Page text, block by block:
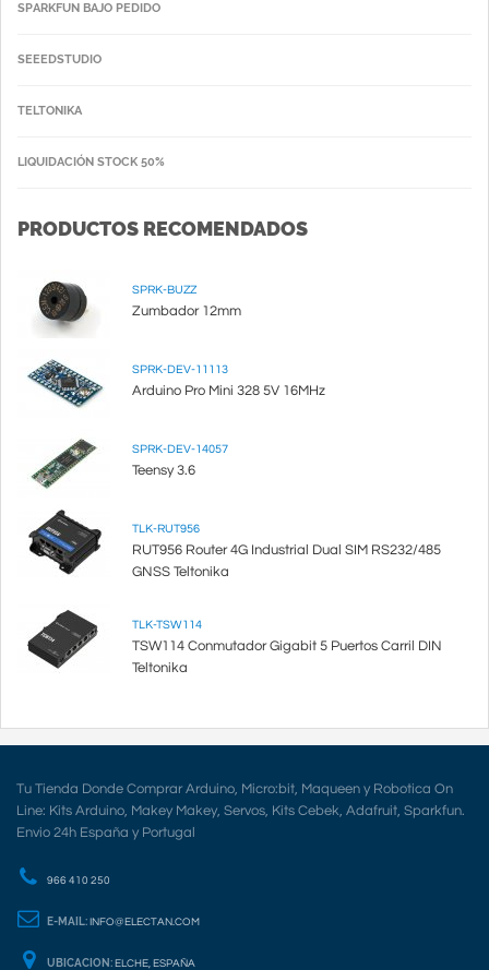
SPARKFUN BAJO PEDIDO
SEEEDSTUDIO
TELTONIKA
LIQUIDACIÓN STOCK 50%
PRODUCTOS RECOMENDADOS
SPRK-BUZZ
Zumbador 12mm
SPRK-DEV-11113
Arduino Pro Mini 328 5V 16MHz
SPRK-DEV-14057
Teensy 3.6
TLK-RUT956
RUT956 Router 4G Industrial Dual SIM RS232/485
GNSS Teltonika
TLK-TSW114
TSW114 Conmutador Gigabit 5 Puertos Carril DIN
Teltonika
Tu Tienda Donde Comprar Arduino, Micro:bit, Maqueen y Robotica On
Line: Kits Arduino, Makey Makey, Servos, Kits Cebek, Adafruit, Sparkfun.
Envio 24h España y Portugal
966 410 250
E-MAIL: INFO@ELECTAN.COM
UBICACION: ELCHE, ESPAÑA